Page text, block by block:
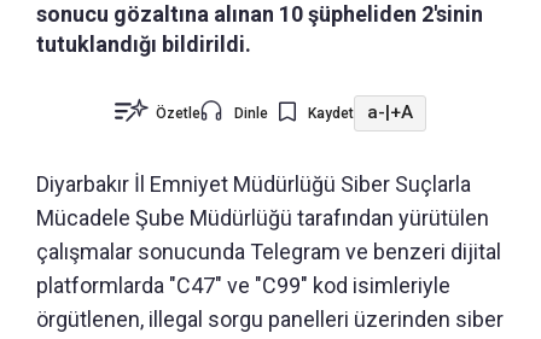
sonucu gözaltına alınan 10 şüpheliden 2'sinin
tutuklandığı bildirildi.
Özetle Dinle Kaydet a-|+A
Diyarbakır İl Emniyet Müdürlüğü Siber Suçlarla
Mücadele Şube Müdürlüğü tarafından yürütülen
çalışmalar sonucunda Telegram ve benzeri dijital
platformlarda "C47" ve "C99" kod isimleriyle
örgütlenen, illegal sorgu panelleri üzerinden siber